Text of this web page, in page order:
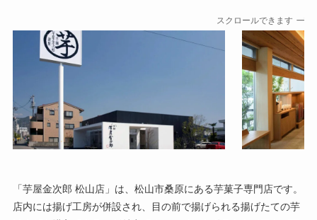
スクロールできます
「芋屋金次郎 松山店」は、松山市桑原にある芋菓子専門店です。
店内には揚げ工房が併設され、目の前で揚げられる揚げたての芋